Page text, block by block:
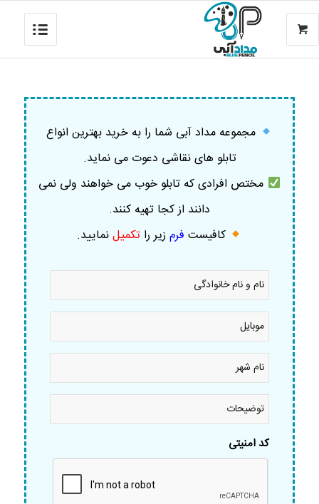
مجموعه مداد آبی شما را به خرید بهترین انواع
تابلو های نقاشی دعوت می نماید.
مختص افرادی که تابلو خوب می خواهند ولی نمی
دانند از کجا تهیه کنند.
کافیست فرم زیر را تکمیلنمایید.
نام
نام
خانوادگی
موبایل
نام
شهر *
توضیحات
کد امنیتی